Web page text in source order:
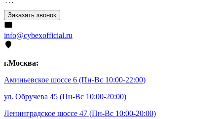
Заказать звонок
info@cybexofficial.ru
г.Москва:
Аминьевское шоссе 6 (Пн-Вс 10:00-22:00)
ул. Обручева 45 (Пн-Вс 10:00-20:00)
Ленинградское шоссе 47 (Пн-Вс 10:00-20:00)